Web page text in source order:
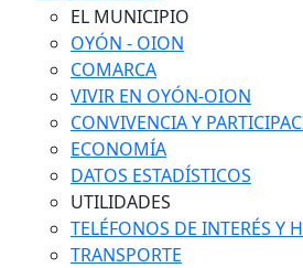
EL MUNICIPIO
OYÓN - OION
COMARCA
VIVIR EN OYÓN-OION
CONVIVENCIA Y
ECONOMÍA
DATOS ESTADÍSTICOS
UTILIDADES
TELÉFONOS DE INTERÉS Y
TRANSPORTE